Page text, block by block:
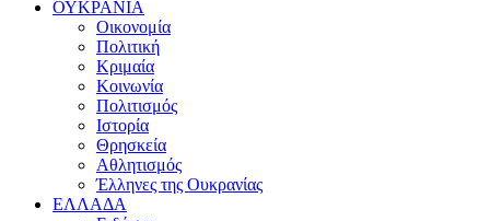
ΟΥΚΡΑΝΙΑ
Οικονομία
Πολιτική
Κριμαία
Κοινωνία
Πολιτισμός
Ιστορία
Θρησκεία
Αθλητισμός
Έλληνες της Ουκρανίας
ΕΛΛΑΔΑ